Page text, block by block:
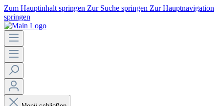
Zum Hauptinhalt springen Zur Suche springen Zur Hauptnavigation
springen